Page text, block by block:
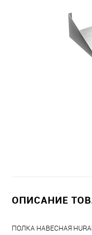
ОПИСАНИЕ
ПОЛКА НАВЕСНАЯ